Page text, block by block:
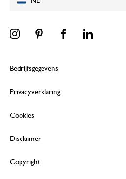
Bedrijfsgegevens
Privacyverklaring
Cookies
Disclaimer
Copyright